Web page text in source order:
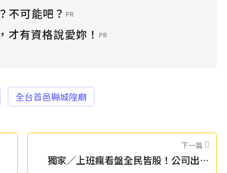
不可能吧？ PR
才有資格說愛妳！ PR
全台首邑縣城隍廟
下一篇
獨家／上班瘋看盤全民皆股！公司出招